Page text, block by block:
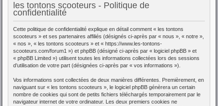
les tontons scooteurs - Politique de
confidentialité
Cette politique de confidentialité explique en détail comment « les tontons
scooteurs » et ses partenaires affiliés (désignés ci-après par « nous », « notre »,
« nos », « les tontons scooteurs » et « https://www.les-tontons-
scooteurs.com/forum1 ») et phpBB (désigné ci-après par « logiciel phpBB » et
« phpBB Limited ») utilisent toutes les informations collectées lors des sessions
d’utilisation de votre part (désignées ci-après par « vos informations »).
Vos informations sont collectées de deux manières différentes. Premièrement, en
naviguant sur « les tontons scooteurs », le logiciel phpBB génèrera un certain
nombre de cookies qui sont de petits fichiers téléchargés temporairement par le
navigateur internet de votre ordinateur. Les deux premiers cookies ne